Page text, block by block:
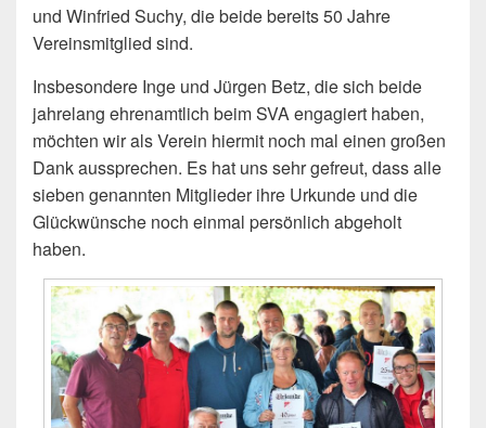
und Winfried Suchy, die beide bereits 50 Jahre
Vereinsmitglied sind.
Insbesondere Inge und Jürgen Betz, die sich beide
jahrelang ehrenamtlich beim SVA engagiert haben,
möchten wir als Verein hiermit noch mal einen großen
Dank aussprechen. Es hat uns sehr gefreut, dass alle
sieben genannten Mitglieder ihre Urkunde und die
Glückwünsche noch einmal persönlich abgeholt
haben.